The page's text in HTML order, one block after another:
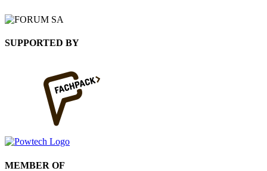
SUPPORTED BY
MEMBER OF